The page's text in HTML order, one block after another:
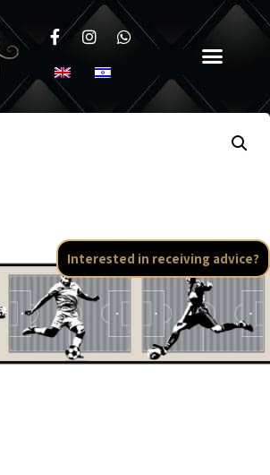
Interested in receiving advice?